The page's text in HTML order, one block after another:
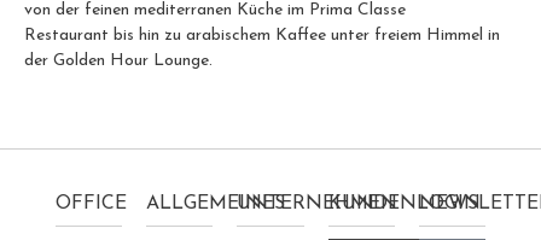
von der feinen mediterranen Küche im Prima Classe
Restaurant bis hin zu arabischem Kaffee unter freiem Himmel in
der Golden Hour Lounge.
OFFICE ALLGEMEINESUNTERNEHMENKUNDENLOGIN